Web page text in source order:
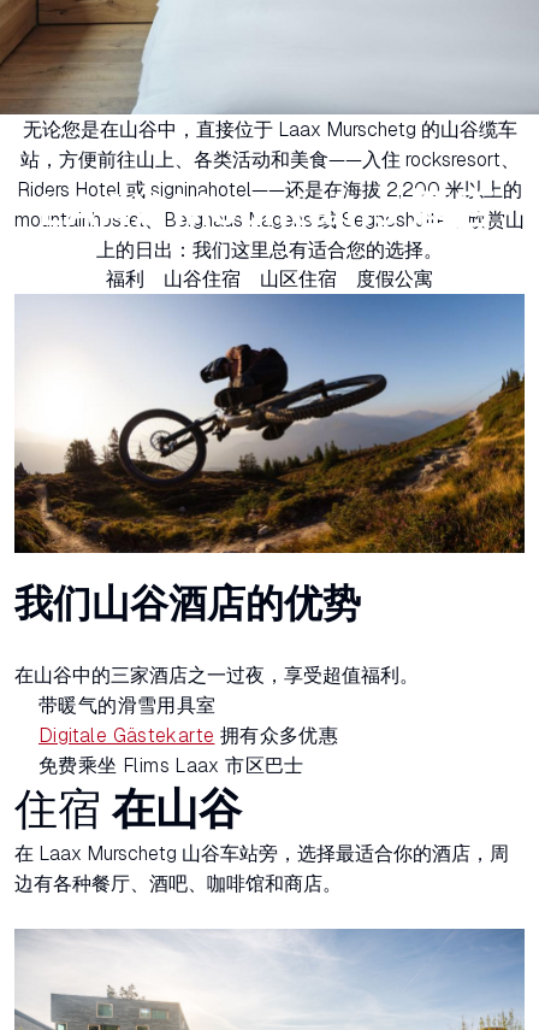
LAAX Mountains 酒店
无论您是在山谷中，直接位于 Laax Murschetg 的山谷缆车
站，方便前往山上、各类活动和美食——入住 rocksresort、
Riders Hotel 或 signinahotel——还是在海拔 2,200 米以上的
mountainhostel、Berghaus Nagens 或 Segneshütte，欣赏山
上的日出：我们这里总有适合您的选择。
福利 山谷住宿 山区住宿 度假公寓
我们山谷酒店的优势
在山谷中的三家酒店之一过夜，享受超值福利。
带暖气的滑雪用具室
Digitale Gästekarte 拥有众多优惠
免费乘坐 Flims Laax 市区巴士
住宿 在山谷
在 Laax Murschetg 山谷车站旁，选择最适合你的酒店，周
边有各种餐厅、酒吧、咖啡馆和商店。